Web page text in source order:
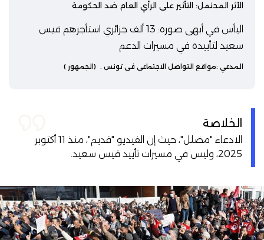
الأثر المحتمل: التأثير على الرأي العام ضد الحكومة
اليأس في أبهى صوره: 13 ألف جزائري استأجرهم قيس
سعيد لتأييده في مسيرات الدعم
المدعي :مواقع التواصل الاجتماعي في تونس . (الجمهور )
الخلاصة
الادعاء "مضلل"، حيث إن الفيديو "قديم"، منذ 11 أكتوبر
2025، وليس في مسيرات تأييد قيس سعيد.